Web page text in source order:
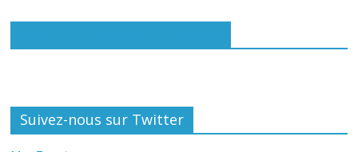
Suivez-nous sur Twitter